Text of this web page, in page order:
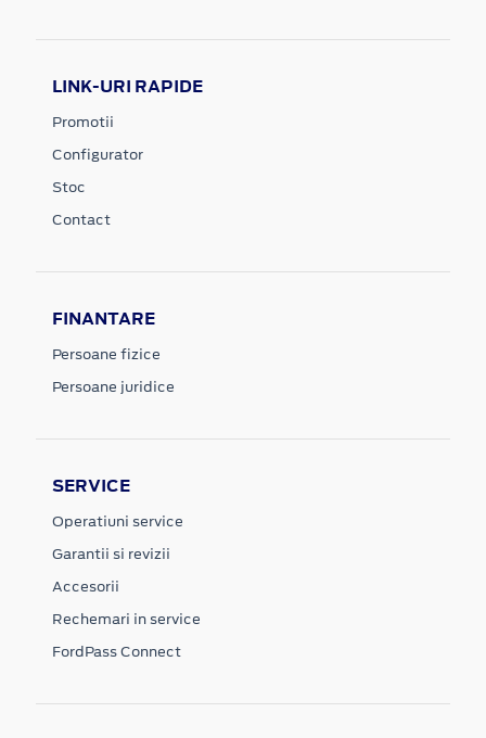
LINK-URI RAPIDE
Promotii
Configurator
Stoc
Contact
FINANTARE
Persoane fizice
Persoane juridice
SERVICE
Operatiuni service
Garantii si revizii
Accesorii
Rechemari in service
FordPass Connect